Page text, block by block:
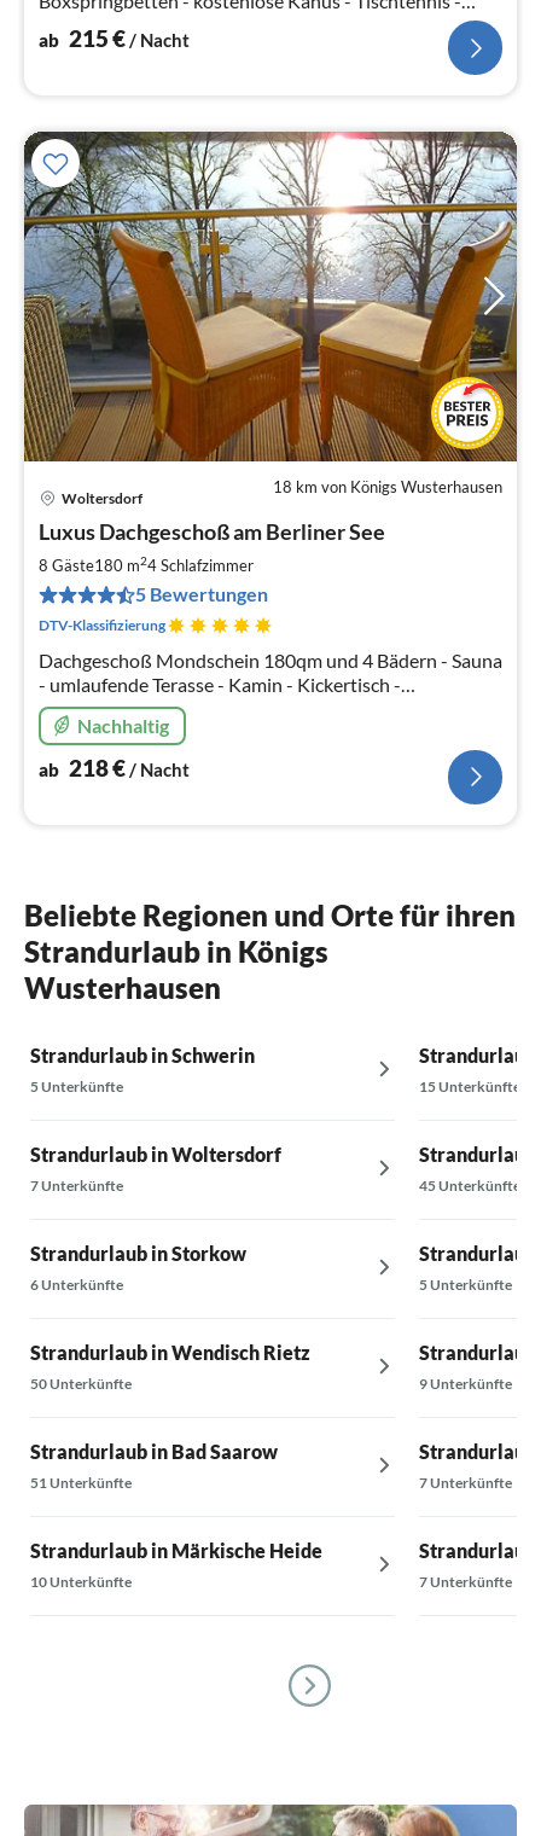
Wlan frei - 2 Parkplätze kostenlos
ab 215€/ Nacht
18 km von Königs Wusterhausen
Woltersdorf
Luxus Dachgeschoß am Berliner See
8 Gäste180 m24Schlafzimmer
5 Bewertungen
DTV-Klassifizierung
Dachgeschoß Mondschein 180qm und 4 Bädern - Sauna
- umlaufende Terasse - Kamin - Kickertisch -
Boxspringbetten - kostenlose Kanus - Tischtennis -
Wlan frei -
Nachhaltig
ab 218€ / Nacht
Beliebte Regionen und Orte für ihren
Strandurlaub in Königs
Wusterhausen
Strandurlaub in Schwerin
5 Unterkünfte
Strandurlaub in Woltersdorf
7 Unterkünfte
Strandurlaub in Storkow
6 Unterkünfte
Strandurlaub in Wendisch Rietz
50 Unterkünfte
Strandurlaub in Bad Saarow
51 Unterkünfte
Strandurlaub in Märkische Heide
10 Unterkünfte
Strandurlaub
15 Unterkünfte
Strandurlaub
45 Unterkünfte
5 Unterkünfte
Strandurlaub
9 Unterkünfte
Strandurlaub
7 Unterkünfte
7 Unterkünfte